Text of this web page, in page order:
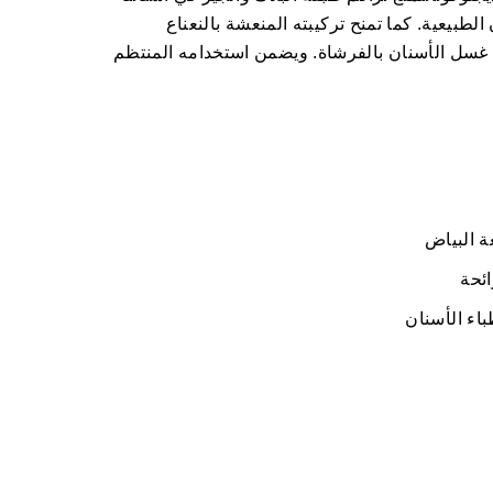
كما تمنح تركيبته المنعشة بالنعناع
الأسنان بالفرشاة. ويضمن استخدامه المنتظم
البياض
الأسنان